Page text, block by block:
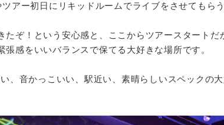
ツアー初日にリキッドルームでライブをさせてもら
たぞ！という安心感と、ここからツアースタートだ
感をいいバランスで保てる大好きな場所です。
、音かっこいい、駅近い、素晴らしいスペックの